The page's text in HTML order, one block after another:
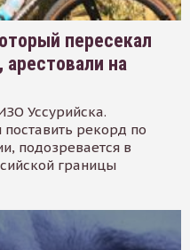
пересекал
на
Уссурийска.
рекорд по
подозревается в
границы